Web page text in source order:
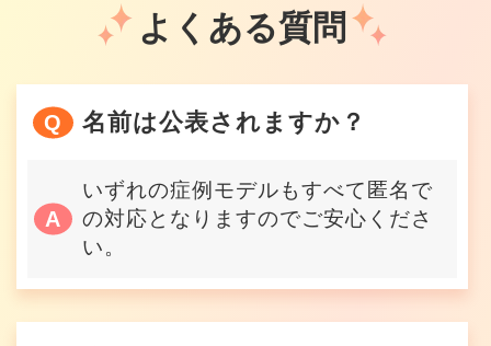
よくある質問
名前は公表されますか？
いずれの症例モデルもすべて匿名で
の対応となりますのでご安心くださ
い。